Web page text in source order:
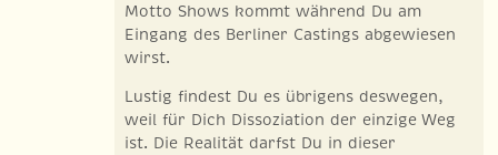
Motto Shows kommt während Du am
Eingang des Berliner Castings abgewiesen
wirst.
Lustig findest Du es übrigens deswegen,
weil für Dich Dissoziation der einzige Weg
ist. Die Realität darfst Du in dieser